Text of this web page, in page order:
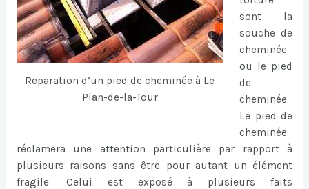
Reparation d’un pied de cheminée à Le
Plan-de-la-Tour
sont la
souche de
cheminée
ou le pied
de
cheminée.
Le pied de
cheminée
réclamera une attention particulière par rapport à
plusieurs raisons sans être pour autant un élément
fragile. Celui est exposé à plusieurs faits